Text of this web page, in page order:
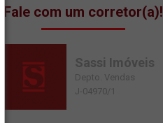
Fale com um corretor(a)!
Sassi Imóveis
Depto. Vendas
J-04970/1